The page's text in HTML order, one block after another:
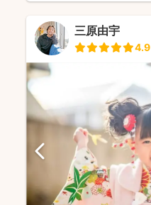
三原由宇
4.9